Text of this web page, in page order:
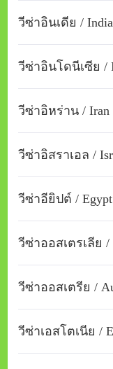
วีซ่าอินเดีย /
วีซ่าอินโดนีเซีย /
วีซ่าอิหร่าน / Iran
วีซ่าอิสราเอล /
วีซ่าอียิปต์ / Egypt
วีซ่าออสเตรเลีย /
วีซ่าออสเตรีย /
วีซ่าเอสโตเนีย /